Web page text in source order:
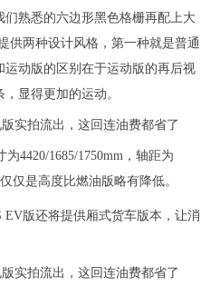
熟悉的六边形黑色格栅再配上大
供两种设计风格，第一种就是普通
动版的区别在于运动版的再后视
显得更加的运动。
4420/1685/1750mm，轴距为
仅是高度比燃油版略有降低。
EV版还将提供厢式货车版本，让消